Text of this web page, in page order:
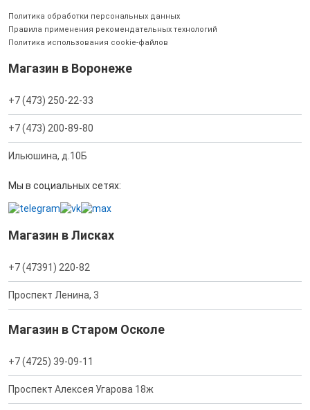
Политика обработки персональных данных
Правила применения рекомендательных технологий
Политика использования cookie-файлов
Магазин в Воронеже
+7 (473) 250-22-33
+7 (473) 200-89-80
Ильюшина, д.10Б
Мы в социальных сетях:
Магазин в Лисках
+7 (47391) 220-82
Проспект Ленина, 3
Магазин в Старом Осколе
+7 (4725) 39-09-11
Проспект Алексея Угарова 18ж